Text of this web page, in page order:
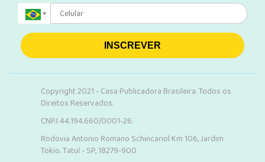
INSCREVER
Copyright 2021 - Casa Publicadora Brasileira. Todos os
Direitos Reservados.
CNPJ 44.194.660/0001-26.
Rodovia Antonio Romano Schincariol Km 106, Jardim
Tokio. Tatuí - SP, 18279-900